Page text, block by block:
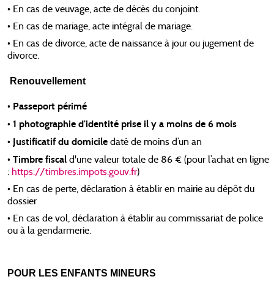
• En cas de veuvage, acte de décès du conjoint.
• En cas de mariage, acte intégral de mariage.
• En cas de divorce, acte de naissance à jour ou jugement de
divorce.
Renouvellement
• Passeport périmé
• 1 photographie d'identité prise il y a moins de 6 mois
• Justificatif du domicile daté de moins d’un an
•Timbre fiscal d'une valeur totale de 86 € (pour l’achat en ligne
: https://timbres.impots.gouv.fr)
• En cas de perte, déclaration à établir en mairie au dépôt du
dossier
• En cas de vol, déclaration à établir au commissariat de police
ou à la gendarmerie.
POUR LES ENFANTS MINEURS